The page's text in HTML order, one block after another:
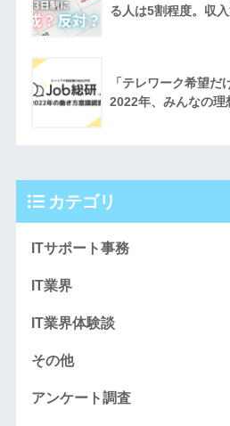
る人は5割程度。収
「テレワーク希望だ
2022年、みんなの理
カテゴリ
ITサポート事務
IT業界
IT業界体験談
その他
アンケート調査